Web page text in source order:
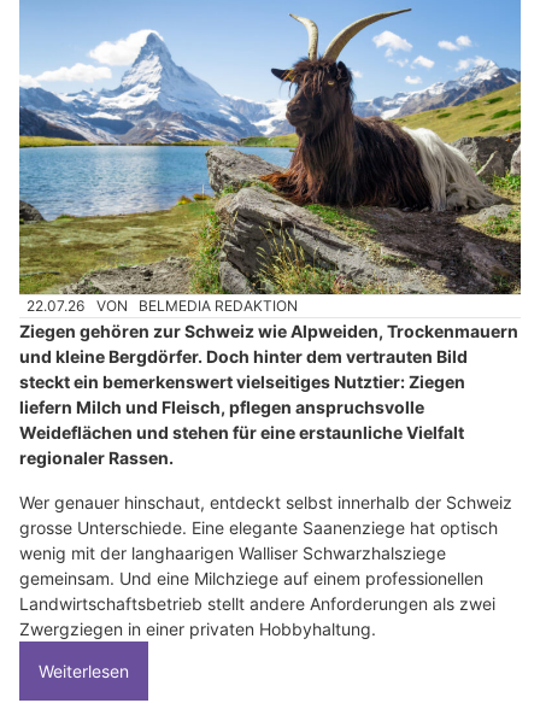
22.07.26 VON BELMEDIA REDAKTION
Ziegen gehören zur Schweiz wie Alpweiden, Trockenmauern
und kleine Bergdörfer. Doch hinter dem vertrauten Bild
steckt ein bemerkenswert vielseitiges Nutztier: Ziegen
liefern Milch und Fleisch, pflegen anspruchsvolle
Weideflächen und stehen für eine erstaunliche Vielfalt
regionaler Rassen.
Wer genauer hinschaut, entdeckt selbst innerhalb der Schweiz
grosse Unterschiede. Eine elegante Saanenziege hat optisch
wenig mit der langhaarigen Walliser Schwarzhalsziege
gemeinsam. Und eine Milchziege auf einem professionellen
Landwirtschaftsbetrieb stellt andere Anforderungen als zwei
Zwergziegen in einer privaten Hobbyhaltung.
Weiterlesen